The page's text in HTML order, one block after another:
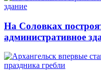
На Соловках
административное